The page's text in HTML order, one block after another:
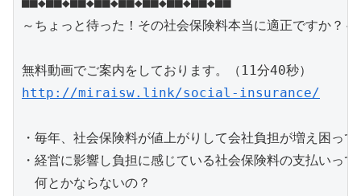
■■◆■■◆■■◆■■◆■■◆■■◆■■◆■■◆■■
～ちょっと待った！その社会保険料本当に適正ですか？～
http://miraisw.link/social-insurance/
・毎年、社会保険料が値上がりして会社負担が増え困って
・経営に影響し負担に感じている社会保険料の支払いって
何とかならないの？